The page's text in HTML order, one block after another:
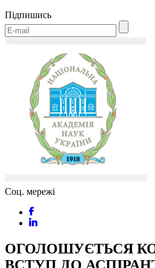
Підпишись
Соц. мережі
ОГОЛОШУЄТЬСЯ